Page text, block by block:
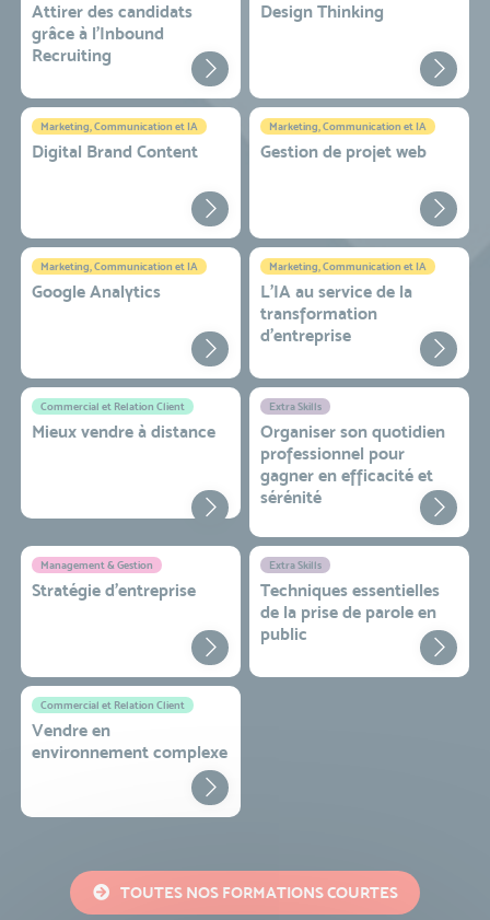
Attirer des candidats
grâce à l’Inbound
Recruiting
Design Thinking
Marketing, Communication et IA
Digital Brand Content
Marketing, Communication et IA
Gestion de projet web
Marketing, Communication et IA
Google Analytics
Marketing, Communication et IA
L'IA au service de la
transformation
d'entreprise
Commercial et Relation Client
Mieux vendre à distance
Extra Skills
Organiser son quotidien
professionnel pour
gagner en efficacité et
sérénité
Management & Gestion
Stratégie d’entreprise
Extra Skills
Techniques essentielles
de la prise de parole en
public
Commercial et Relation Client
Vendre en
environnement complexe
TOUTES NOS FORMATIONS COURTES